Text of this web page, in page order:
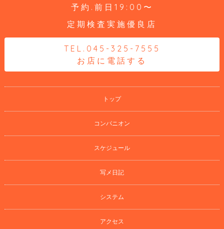
予約.前日19:00〜
定期検査実施優良店
TEL.045-325-7555
お店に電話する
トップ
コンパニオン
スケジュール
写メ日記
システム
アクセス